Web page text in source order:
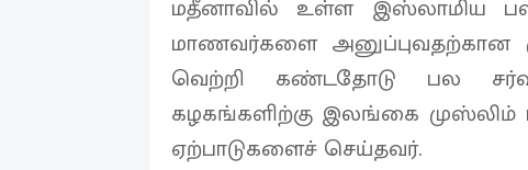
மதீனாவில் உள்ள இஸ்லாமிய
மாணவர்களை அனுப்புவதற்கான
வெற்றி கண்டதோடு பல
கழகங்களிற்கு இலங்கை
ஏற்பாடுகளைச் செய்தவர்.